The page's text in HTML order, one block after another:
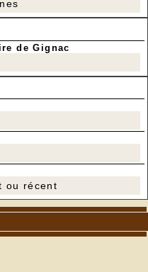
de Gignac
ou récent